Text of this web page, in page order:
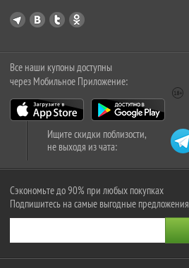
Все наши купоны доступны
через Мобильное Приложение:
Ищите скидки поблизости,
не выходя из чата:
Сэкономьте до 90% при любых покупках
Подпишитесь на самые выгодные предложения